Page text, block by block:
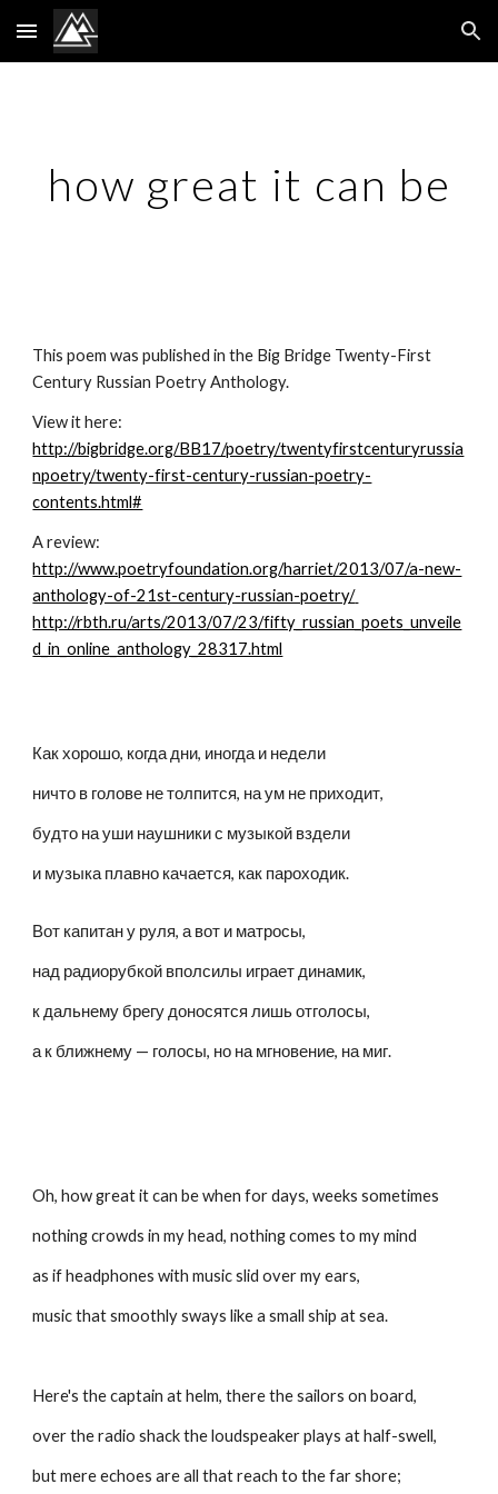
Skip to main content Skip to navigation
how great it can be
This poem was published in the Big Bridge Twenty-First
Century Russian Poetry Anthology.
http://bigbridge.org/BB17/poetry/twentyfirstcenturyrussia
npoetry/twenty-first-century-russian-poetry-
contents.html#
http://www.poetryfoundation.org/harriet/2013/07/a-new-
anthology-of-21st-century-russian-poetry/
http://rbth.ru/arts/2013/07/23/fifty_russian_poets_unveile
d_in_online_anthology_28317.html
Как хорошо, когда дни, иногда и недели
ничто в голове не толпится, на ум не приходит,
будто на уши наушники с музыкой вздели
и музыка плавно качается, как пароходик.
Вот капитан у руля, а вот и матросы,
над радиорубкой вполсилы играет динамик,
к дальнему брегу доносятся лишь отголосы,
а к ближнему — голосы, но на мгновение, на миг.
Oh, how great it can be when for days, weeks sometimes
nothing crowds in my head, nothing comes to my mind
as if headphones with music slid over my ears,
music that smoothly sways like a small ship at sea.
Here's the captain at helm, there the sailors on board,
over the radio shack the loudspeaker plays at half-swell,
but mere echoes are all that reach to the far shore;